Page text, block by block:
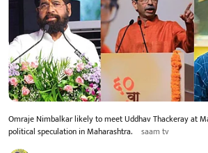
Omraje Nimbalkar likely to meet Uddhav Thackeray at
political speculation in Maharashtra.
saam tv